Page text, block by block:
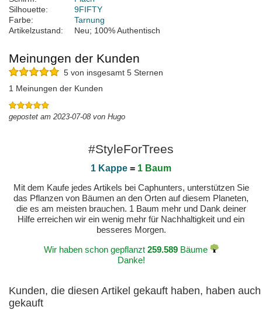
Silhouette:
9FIFTY
Farbe:
Tarnung
Artikelzustand:
Neu; 100% Authentisch
Meinungen der Kunden
5 von insgesamt 5 Sternen
1 Meinungen der Kunden
gepostet am 2023-07-08 von Hugo
#StyleForTrees
1 Kappe = 1 Baum
Mit dem Kaufe jedes Artikels bei Caphunters, unterstützen Sie
das Pflanzen von Bäumen an den Orten auf diesem Planeten,
die es am meisten brauchen. 1 Baum mehr und Dank deiner
Hilfe erreichen wir ein wenig mehr für Nachhaltigkeit und ein
besseres Morgen.
Wir haben schon gepflanzt 259.589Bäume
Danke!
Kunden, die diesen Artikel gekauft haben, haben auch
gekauft